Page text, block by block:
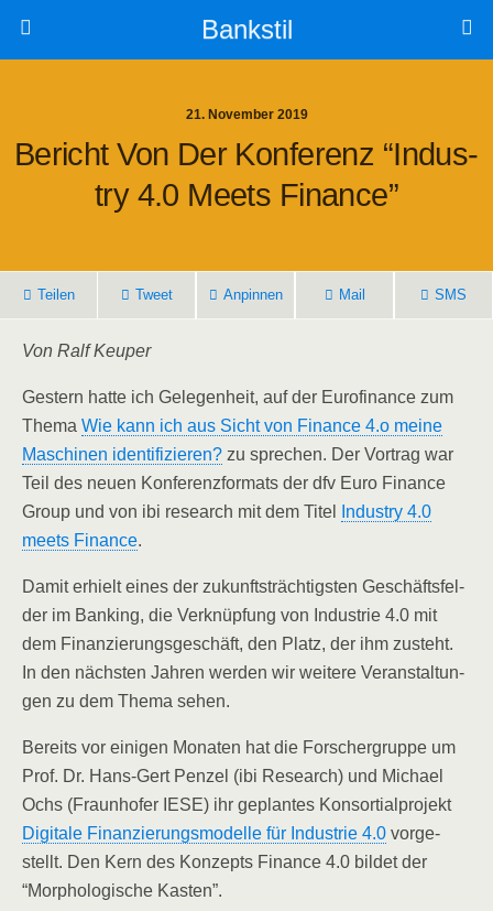
Bankstil
21. November 2019
Bericht Von Der Kon­fe­renz “Indus­
Try 4.0 Meets Finance”
Tei­len Tweet Anpin­nen Mail SMS
Von Ralf Keuper
Ges­tern hat­te ich Gele­gen­heit, auf der Euro­fi­nan­ce zum
The­ma Wie kann ich aus Sicht von Finan­ce 4.o mei­ne
Maschi­nen iden­ti­fi­zie­ren? zu spre­chen. Der Vor­trag war
Teil des neu­en Kon­fe­renz­for­mats der dfv Euro Finan­ce
Group und von ibi rese­arch mit dem Titel
Indus­try 4.0
meets Finan­ce.
Damit erhielt eines der zukunfts­träch­tigs­ten Geschäfts­fel­
der im Ban­king, die Ver­knüp­fung von Indus­trie 4.0 mit
dem Finan­zie­rungs­ge­schäft, den Platz, der ihm zusteht.
In den nächs­ten Jah­ren wer­den wir wei­te­re Ver­an­stal­tun­
gen zu dem The­ma sehen.
Bereits vor eini­gen Mona­ten hat die For­scher­grup­pe um
Prof. Dr. Hans-Gert Pen­zel (ibi Rese­arch) und Micha­el
Ochs (Fraun­ho­fer IESE) ihr geplan­tes Kon­sor­ti­al­pro­jekt
Digi­ta­le Finan­zie­rungs­mo­del­le für Indus­trie 4.0 vor­ge­
stellt. Den Kern des Kon­zepts Finan­ce 4.0 bil­det der
“Mor­pho­lo­gi­sche Kasten”.